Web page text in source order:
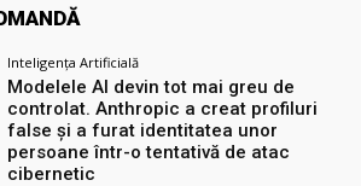
Inteligența Artificială
Modelele AI devin tot mai greu de
controlat. Anthropic a creat profiluri
false și a furat identitatea unor
persoane într-o tentativă de atac
cibernetic